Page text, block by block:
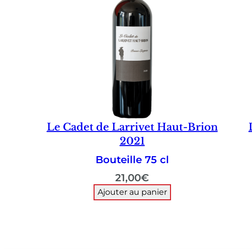
Le Cadet de Larrivet Haut-Brion
2021
Bouteille 75 cl
21,00€
Ajouter au panier